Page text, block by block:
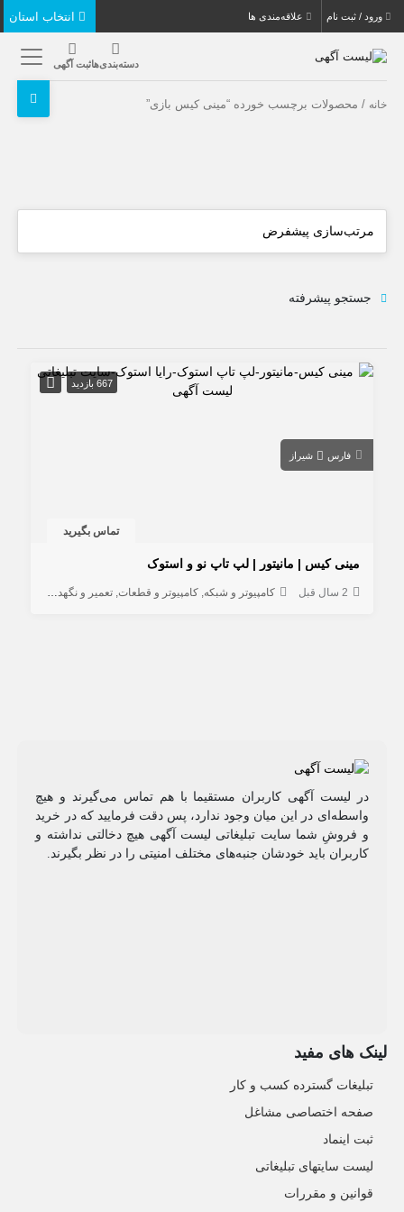
ورود / ثبت نام علاقه‌مندی ها
دسته‌بندی‌هاثبت آگهی
خانه / محصولات برچسب خورده “مینی کیس بازی”
جستجو پیشرفته
667 بازدید
فارس شیراز
تماس بگیرید
مینی کیس | مانیتور | لپ تاپ نو و استوک
2 سال قبل کامپیوتر و شبکه کامپیوتر و قطعات تعمیر و نگهداری کامپیوتر
در لیست آگهی کاربران مستقیما با هم تماس می‌گیرند و هیچ
واسطه‌ای در این میان وجود ندارد، پس دقت فرمایید که در خرید
و فروشِ شما سایت تبلیغاتی لیست آگهی هیچ دخالتی نداشته و
کاربران باید خودشان جنبه‌های مختلف امنیتی را در نظر بگیرند.
لینک های مفید
تبلیغات گسترده کسب و کار
صفحه اختصاصی مشاغل
ثبت اینماد
لیست سایتهای تبلیغاتی
قوانین و مقررات